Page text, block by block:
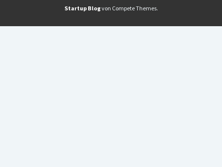
Startup Blogvon Compete Themes.